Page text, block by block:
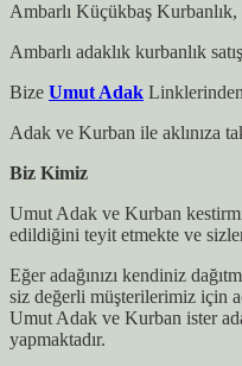
Ambarlı Küçükbaş Kurbanlık,
Ambarlı adaklık kurbanlık
Bize Umut Adak
Adak ve Kurban ile aklınıza
Biz Kimiz
Umut Adak ve Kurban
edildiğini teyit etmekte ve
Eğer adağınızı kendiniz
siz değerli müşterilerimiz için
Umut Adak ve Kurban ister
yapmaktadır.